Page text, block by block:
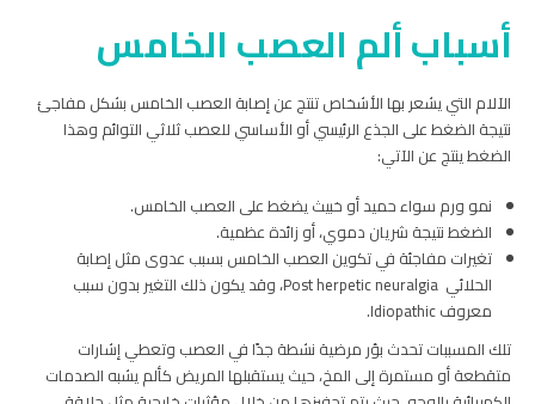
أسباب ألم العصب الخامس
الآلام التي يشعر بها الأشخاص تنتج عن إصابة العصب الخامس بشكل مفاجئ
نتيجة الضغط على الجذع الرئيسي أو الأساسي للعصب ثلاثي التوائم وهذا
الضغط ينتج عن الآتي:
نمو ورم سواء حميد أو خبيث يضغط على العصب الخامس.
الضغط نتيجة شريان دموي، أو زائدة عظمية.
تغيرات مفاجئة في تكوين العصب الخامس بسبب عدوى مثل إصابة
الحلائي Post herpetic neuralgia، وقد يكون ذلك التغير بدون سبب
معروف Idiopathic.
تلك المسببات تحدث بؤر مرضية نشطة جدًا في العصب وتعطي إشارات
متقطعة أو مستمرة إلى المخ، حيث يستقبلها المريض كألم يشبه الصدمات